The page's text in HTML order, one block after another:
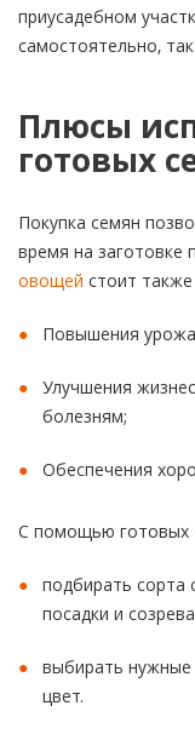
приусадебном
самостоятельно,
Плюсы
готовых
Покупка семян
время на заготовке
овощей стоит
Повышения
Улучшения
болезням;
Обеспечения
С помощью готовых
подбирать сорта
посадки и
выбирать нужные
цвет.